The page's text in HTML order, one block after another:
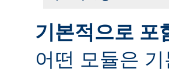
기본적으로 포
어떤 모듈은